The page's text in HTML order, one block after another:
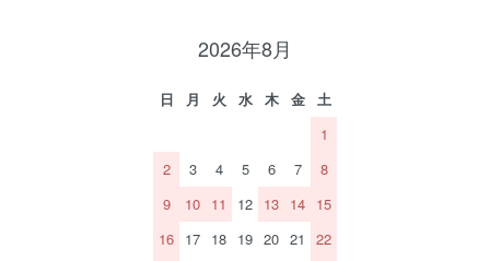
2026年8月
日 月 火 水 木 金
土
1
2
3 4 5 6 7
8
9
10 11 12 13 14 15
16 17 18 19 20 21
22